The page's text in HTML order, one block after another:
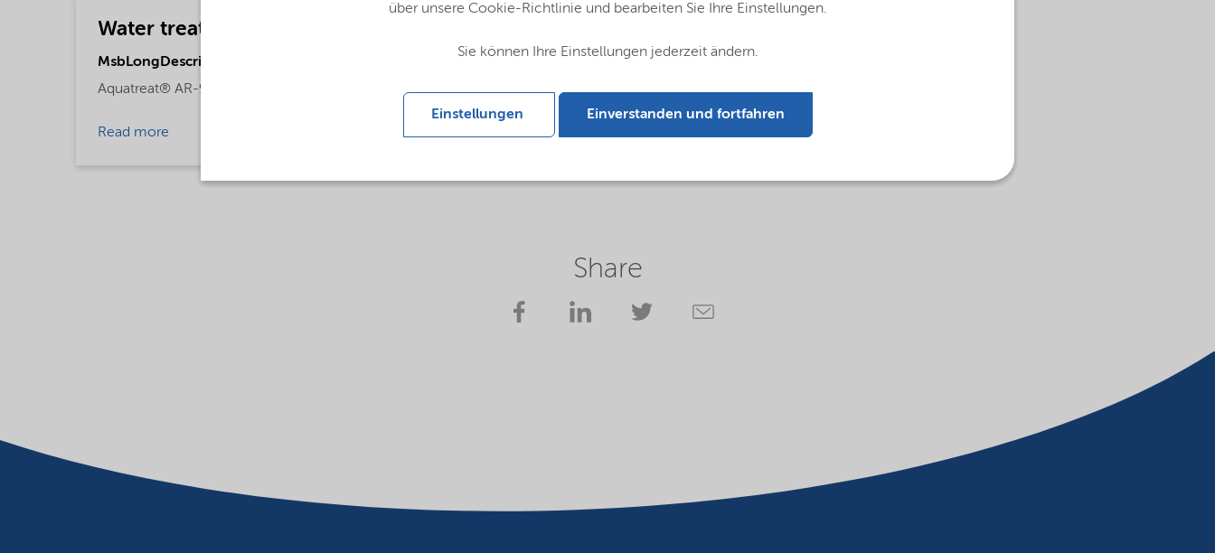
Water treatment
MsbLongDescription
Aquatreat® AR-980 is a maleic copolymer.
Read more
Share
über unsere Cookie-Richtlinie und bearbeiten Sie Ihre Einstellungen.
Sie können Ihre Einstellungen jederzeit ändern.
Einstellungen Einverstanden und fortfahren